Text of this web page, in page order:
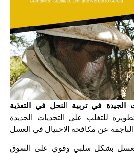
الجيدة في تربية النحل في التغذية
للتغلب على التحديات الجديدة
العسل بشكل سلبي وقوي على السوق